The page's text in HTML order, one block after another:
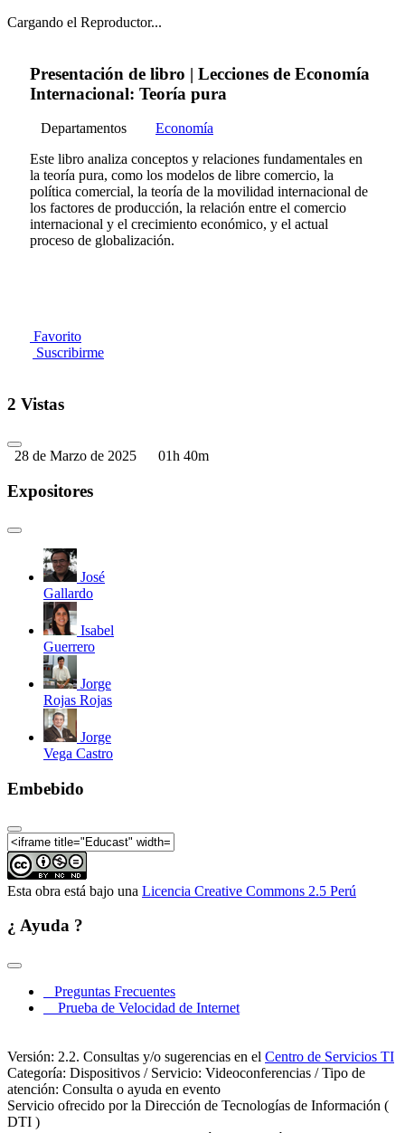
Cargando el Reproductor...
Presentación de libro | Lecciones de Economía
Internacional: Teoría pura
Departamentos
Economía
Este libro analiza conceptos y relaciones fundamentales en
la teoría pura, como los modelos de libre comercio, la
política comercial, la teoría de la movilidad internacional de
los factores de producción, la relación entre el comercio
internacional y el crecimiento económico, y el actual
proceso de globalización.
Favorito
Suscribirme
2 Vistas
28 de Marzo de 2025 01h 40m
Expositores
José
Gallardo
Isabel
Guerrero
Jorge
Rojas Rojas
Jorge
Vega Castro
Embebido
Esta obra está bajo una Licencia Creative Commons 2.5 Perú
¿ Ayuda ?
Preguntas Frecuentes
Prueba de Velocidad de Internet
Versión: 2.2. Consultas y/o sugerencias en el Centro de Servicios TI
Categoría: Dispositivos / Servicio: Videoconferencias / Tipo de
atención: Consulta o ayuda en evento
Servicio ofrecido por la Dirección de Tecnologías de Información (
DTI )